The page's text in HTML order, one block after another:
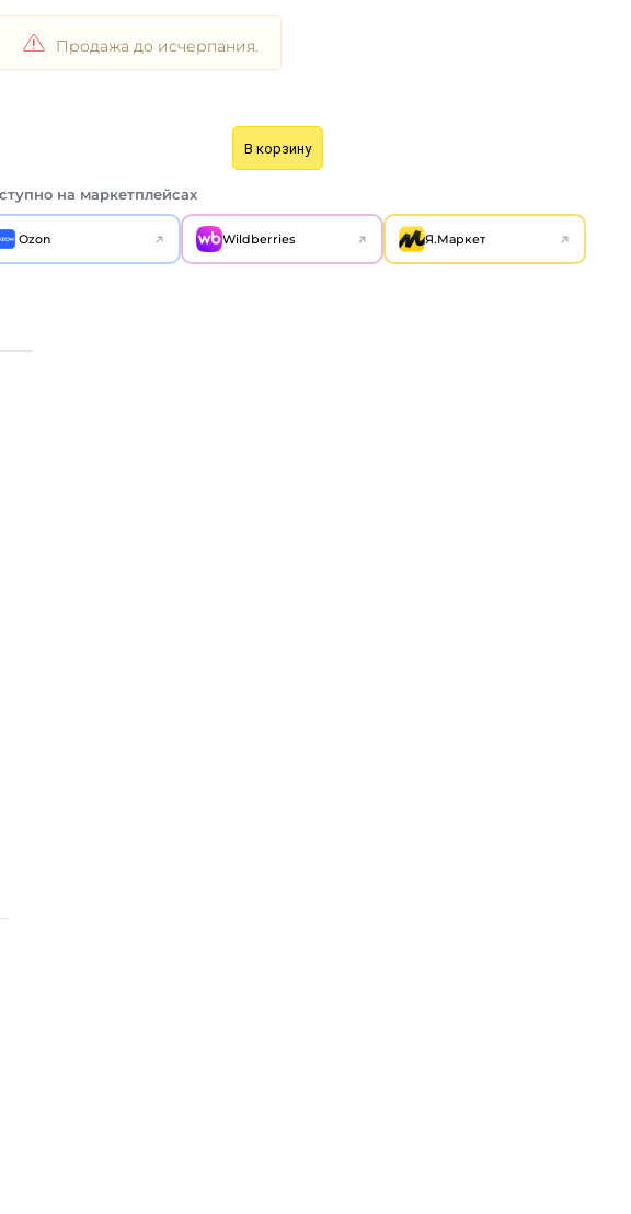
Продажа до исчерпания.
В корзину
на маркетплейсах
Ozon Wildberries Я.Маркет